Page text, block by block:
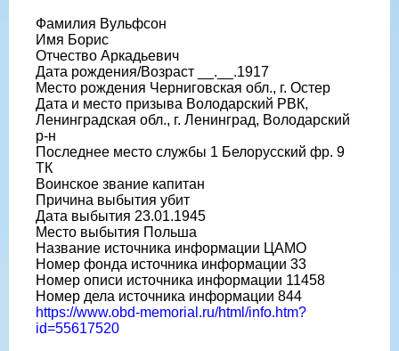
Фамилия Вульфсон
Имя Борис
Отчество Аркадьевич
Дата рождения/Возраст __.__.1917
Место рождения Черниговская обл., г. Остер
Дата и место призыва Володарский РВК,
Ленинградская обл., г. Ленинград, Володарский
р-н
Последнее место службы 1 Белорусский фр. 9
ТК
Воинское звание капитан
Причина выбытия убит
Дата выбытия 23.01.1945
Место выбытия Польша
Название источника информации ЦАМО
Номер фонда источника информации 33
Номер описи источника информации 11458
Номер дела источника информации 844
https://www.obd-memorial.ru/html/info.htm?
id=55617520